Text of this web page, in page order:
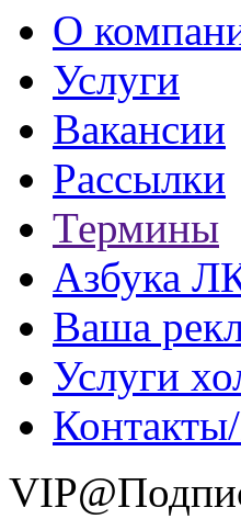
О
Услуги
Вакансии
Рассылки
Термины
Азбука
Ваша
Услуги